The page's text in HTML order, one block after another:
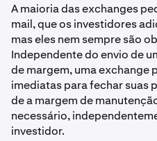
A maioria das exchanges
mail, que os investidores
mas eles nem sempre são
Independente do envio de
de margem, uma exchange
imediatas para fechar suas
de a margem de
necessário,
investidor.